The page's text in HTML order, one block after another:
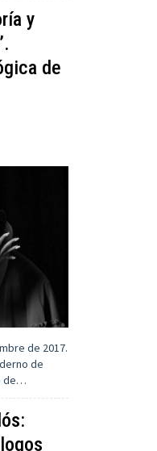
y
de
de 2017.
de
de…